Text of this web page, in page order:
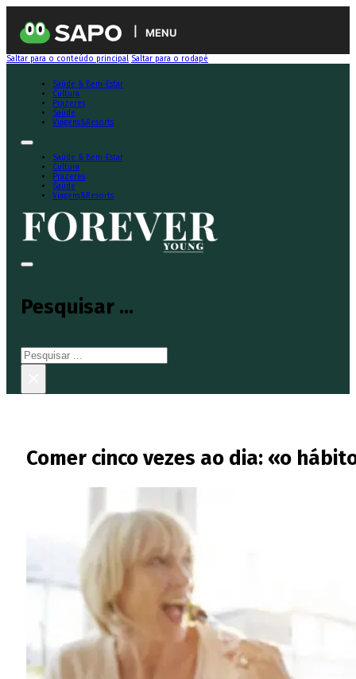
MENU
Saltar para o conteúdo principal Saltar para o rodapé
Saúde & Bem-Estar
Cultura
Prazeres
Saúde
Viagens&Resorts
Saúde & Bem-Estar
Cultura
Prazeres
Saúde
Viagens&Resorts
Pesquisar ...
Pesquisar
Comer cinco vezes ao dia: «o